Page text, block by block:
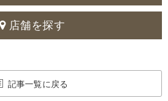
店舗を探す
記事一覧に戻る